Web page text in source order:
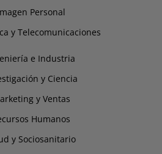
Personal
y Telecomunicaciones
e Industria
y Ciencia
y Ventas
Humanos
y Sociosanitario